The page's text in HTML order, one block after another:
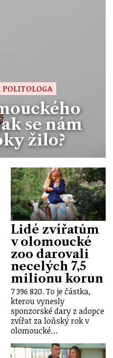
se nám
žilo?
Lidé zvířatům
v olomoucké
zoo darovali
necelých 7,5
milionu korun
7 396 820. To je částka,
kterou vynesly
sponzorské dary z adopce
zvířat za loňský rok v
olomoucké…